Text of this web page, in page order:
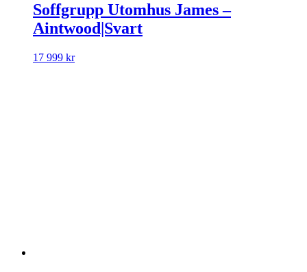
Soffgrupp Utomhus James –
Aintwood|Svart
17 999 kr